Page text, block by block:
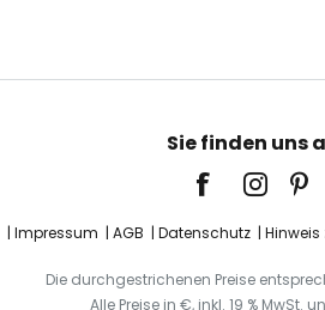
Sie finden uns
Impressum AGB Datenschutz
Die durchgestrichenen Preise
Alle Preise in €, inkl. 19 % MwSt.